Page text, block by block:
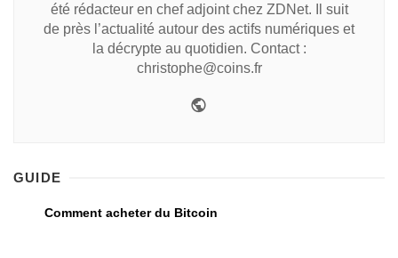
été rédacteur en chef adjoint chez ZDNet. Il suit
de près l’actualité autour des actifs numériques et
la décrypte au quotidien. Contact :
christophe@coins.fr
GUIDE
Comment acheter du Bitcoin